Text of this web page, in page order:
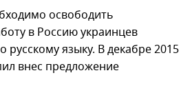
освободить
в Россию украинцев
русскому языку. В декабре 2015
внес предложение